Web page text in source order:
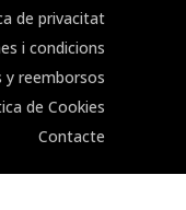
de privacitat
i condicions
y reemborsos
de Cookies
Contacte